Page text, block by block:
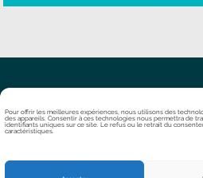
Pour offrir les meilleures expériences, nous utilisons des
des appareils. Consentir à ces technologies nous permettra de
identifiants uniques sur ce site. Le refus ou le retrait du
caractéristiques.
Contacto